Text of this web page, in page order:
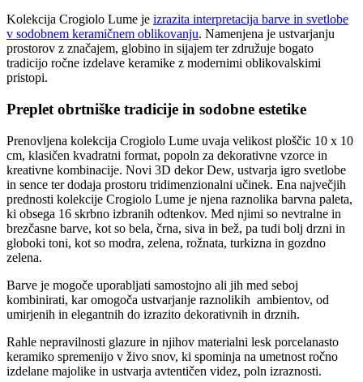
Kolekcija Crogiolo Lume je izrazita interpretacija barve in svetlobe
v sodobnem keramičnem oblikovanju. Namenjena je ustvarjanju
prostorov z značajem, globino in sijajem ter združuje bogato
tradicijo ročne izdelave keramike z modernimi oblikovalskimi
pristopi.
Preplet obrtniške tradicije in sodobne estetike
Prenovljena kolekcija Crogiolo Lume uvaja velikost ploščic 10 x 10
cm, klasičen kvadratni format, popoln za dekorativne vzorce in
kreativne kombinacije. Novi 3D dekor Dew, ustvarja igro svetlobe
in sence ter dodaja prostoru tridimenzionalni učinek. Ena največjih
prednosti kolekcije Crogiolo Lume je njena raznolika barvna paleta,
ki obsega 16 skrbno izbranih odtenkov. Med njimi so nevtralne in
brezčasne barve, kot so bela, črna, siva in bež, pa tudi bolj drzni in
globoki toni, kot so modra, zelena, rožnata, turkizna in gozdno
zelena.
Barve je mogoče uporabljati samostojno ali jih med seboj
kombinirati, kar omogoča ustvarjanje raznolikih ambientov, od
umirjenih in elegantnih do izrazito dekorativnih in drznih.
Rahle nepravilnosti glazure in njihov materialni lesk porcelanasto
keramiko spremenijo v živo snov, ki spominja na umetnost ročno
izdelane majolike in ustvarja avtentičen videz, poln izraznosti.